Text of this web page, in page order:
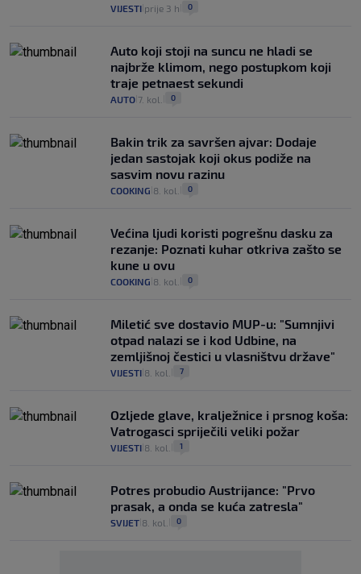
VIJESTI prije 3 h 0
Auto koji stoji na suncu ne hladi se
najbrže klimom, nego postupkom koji
traje petnaest sekundi
AUTO 7. kol. 0
Bakin trik za savršen ajvar: Dodaje
jedan sastojak koji okus podiže na
sasvim novu razinu
COOKING 8. kol. 0
Većina ljudi koristi pogrešnu dasku za
rezanje: Poznati kuhar otkriva zašto se
kune u ovu
COOKING 8. kol. 0
Miletić sve dostavio MUP-u: "Sumnjivi
otpad nalazi se i kod Udbine, na
zemljišnoj čestici u vlasništvu države"
VIJESTI 8. kol. 7
Ozljede glave, kralježnice i prsnog koša:
Vatrogasci spriječili veliki požar
VIJESTI 8. kol. 1
Potres probudio Austrijance: "Prvo
prasak, a onda se kuća zatresla"
SVIJET 8. kol. 0